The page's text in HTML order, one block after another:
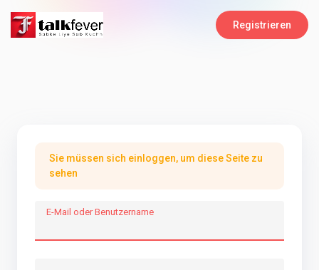
Registrieren
Sie müssen sich einloggen, um diese Seite zu
sehen
E-Mail oder Benutzername